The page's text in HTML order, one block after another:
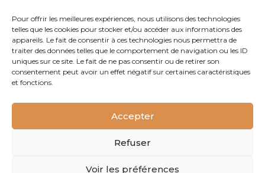
Pour offrir les meilleures expériences, nous utilisons des technologies
telles que les cookies pour stocker et/ou accéder aux informations des
appareils. Le fait de consentir à ces technologies nous permettra de
traiter des données telles que le comportement de navigation ou les ID
uniques sur ce site. Le fait de ne pas consentir ou de retirer son
consentement peut avoir un effet négatif sur certaines caractéristiques
et fonctions.
Accepter
Refuser
Voir les préférences
Rédaction, photos et corrections : habitants et
associations du quartier
Mentions légales